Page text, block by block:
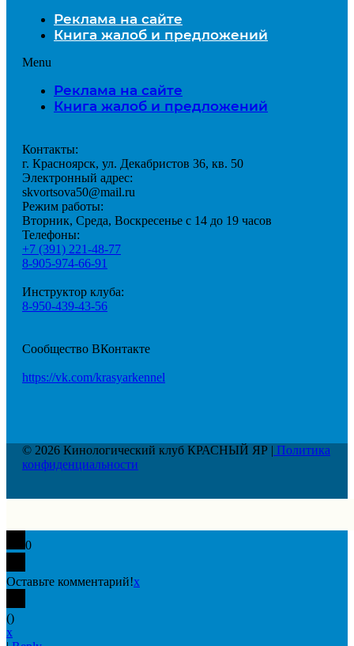
Реклама на сайте
Книга жалоб и предложений
Menu
Реклама на сайте
Книга жалоб и предложений
Контакты:
г. Красноярск, ул. Декабристов 36, кв. 50
Электронный адрес:
skvortsova50@mail.ru
Режим работы:
Вторник, Среда, Воскресенье с 14 до 19 часов
Телефоны:
+7 (391) 221-48-77
8-905-974-66-91
Инструктор клуба:
8-950-439-43-56
Сообщество ВКонтакте
https://vk.com/krasyarkennel
© 2026 Кинологический клуб КРАСНЫЙ ЯР | Политика
конфиденциальности
0
Оставьте комментарий!x
()
x